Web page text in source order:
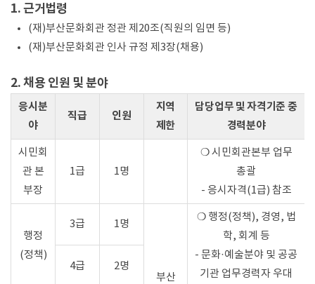
1. 근거법령
(재)부산문화회관 정관 제20조(직원의 임면 등)
(재)부산문화회관 인사 규정 제3장(채용)
2. 채용 인원 및 분야
응시분
야
직급 인원
지역
제한
담당업무 및 자격기준 중
경력분야
시민회
관 본
부장
1급 1명
❍ 시민회관본부 업무
총괄
- 응시자격(1급) 참조
행정
(정책)
3급 1명
부산
❍ 행정(정책), 경영, 법
학, 회계 등
- 문화·예술분야 및 공공
기관 업무경력자 우대
4급 2명